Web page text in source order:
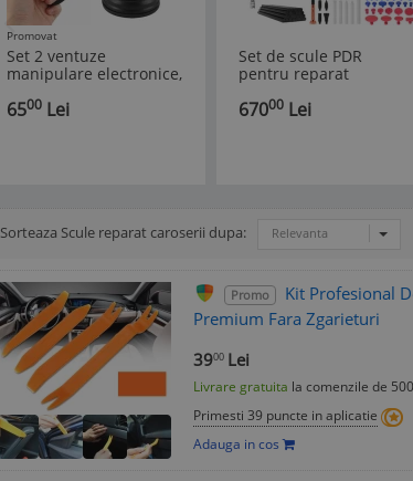
Promovat
Set 2 ventuze
manipulare electronice,
Negru
6500 Lei
Set de scule PDR
pentru reparat
piese, ZPDR-2+26KLEJ
67000 Lei
Sorteaza Scule reparat caroserii dupa: Relevanta
Promo
Kit Profesional
Premium Fara Zgarieturi
3900 Lei
Livrare gratuita la comenzile de
Primesti 39 puncte in aplicatie
Adauga in cos